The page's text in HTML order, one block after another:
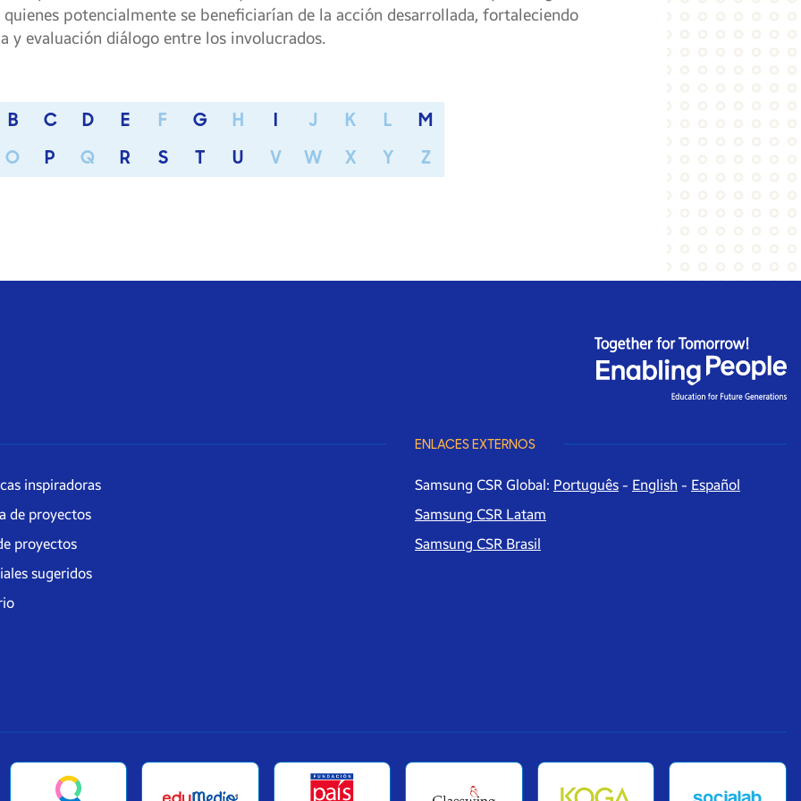
potencialmente se beneficiarían de la acción desarrollada, fortaleciendo
y evaluación diálogo entre los involucrados.
B C D E F G H I J K L
M
O
P Q R S T U V W X Y Z
inspiradoras
de proyectos
proyectos
sugeridos
ENLACES EXTERNOS
Samsung CSR Global: Português - English - Español
Samsung CSR Latam
Samsung CSR Brasil